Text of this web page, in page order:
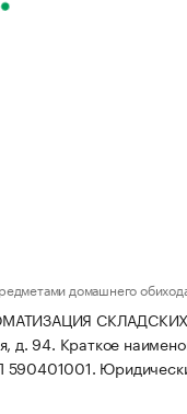
домашнего
СКЛАДСКИХ
д. 94. Краткое
590401001.